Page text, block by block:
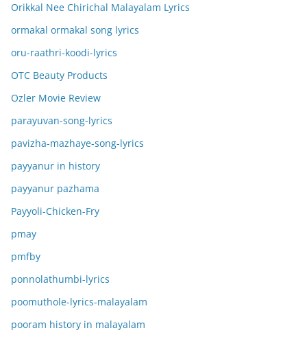
Orikkal Nee Chirichal Malayalam Lyrics
ormakal ormakal song lyrics
oru-raathri-koodi-lyrics
OTC Beauty Products
Ozler Movie Review
parayuvan-song-lyrics
pavizha-mazhaye-song-lyrics
payyanur in history
payyanur pazhama
Payyoli-Chicken-Fry
pmay
pmfby
ponnolathumbi-lyrics
poomuthole-lyrics-malayalam
pooram history in malayalam